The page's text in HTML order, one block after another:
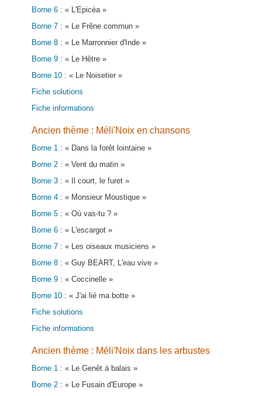
Borne 6 : « L'Epicéa »
Borne 7 : « Le Frêne commun »
Borne 8 : « Le Marronnier d'Inde »
Borne 9 : « Le Hêtre »
Borne 10 : « Le Noisetier »
Fiche solutions
Fiche informations
Ancien thème : Méli'Noix en chansons
Borne 1 : « Dans la forêt lointaine »
Borne 2 : « Vent du matin »
Borne 3 : « Il court, le furet »
Borne 4 : « Monsieur Moustique »
Borne 5 : « Où vas-tu ? »
Borne 6 : « L'escargot »
Borne 7 : « Les oiseaux musiciens »
Borne 8 : « Guy BEART, L'eau vive »
Borne 9 : « Coccinelle »
Borne 10 : « J'ai lié ma botte »
Fiche solutions
Fiche informations
Ancien thème : Méli'Noix dans les arbustes
Borne 1 : « Le Genêt à balais »
Borne 2 : « Le Fusain d'Europe »